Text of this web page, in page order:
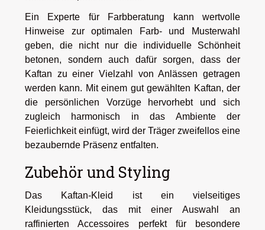
Ein Experte für Farbberatung kann wertvolle
Hinweise zur optimalen Farb- und Musterwahl
geben, die nicht nur die individuelle Schönheit
betonen, sondern auch dafür sorgen, dass der
Kaftan zu einer Vielzahl von Anlässen getragen
werden kann. Mit einem gut gewählten Kaftan, der
die persönlichen Vorzüge hervorhebt und sich
zugleich harmonisch in das Ambiente der
Feierlichkeit einfügt, wird der Träger zweifellos eine
bezaubernde Präsenz entfalten.
Zubehör und Styling
Das Kaftan-Kleid ist ein vielseitiges
Kleidungsstück, das mit einer Auswahl an
raffinierten Accessoires perfekt für besondere